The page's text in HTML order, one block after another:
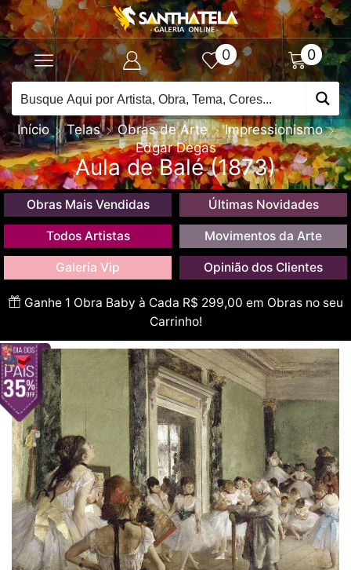
0 0
Início Telas Obras de Arte
Impressionismo
Edgar Degas
Aula de Balé (1873)
Obras Mais Vendidas Últimas Novidades
Todos Artistas Movimentos da Arte
Galeria Vip Opinião dos Clientes
Ganhe 1 Obra Baby à Cada R$ 299,00 em Obras no seu
Carrinho!